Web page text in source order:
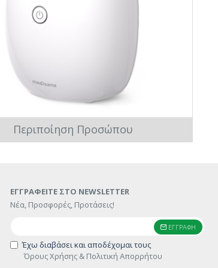
Περιποίηση Προσώπου
ΕΓΓΡΑΦΕΊΤΕ ΣΤΟ NEWSLETTER
Νέα, Προσφορές, Προτάσεις!
ΕΓΓΡΑΦΉ
Έχω διαβάσει και αποδέχομαι τους
Όρους Χρήσης & Πολιτική Απορρήτου